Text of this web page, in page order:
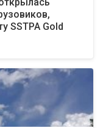
SSTPA Gold